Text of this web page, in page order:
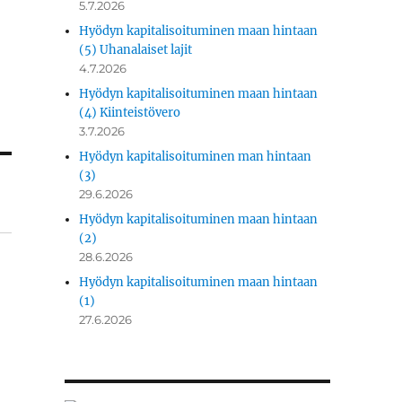
5.7.2026
Hyödyn kapitalisoituminen maan hintaan
(5) Uhanalaiset lajit
4.7.2026
Hyödyn kapitalisoituminen maan hintaan
(4) Kiinteistövero
3.7.2026
Hyödyn kapitalisoituminen man hintaan
(3)
29.6.2026
Hyödyn kapitalisoituminen maan hintaan
(2)
28.6.2026
Hyödyn kapitalisoituminen maan hintaan
(1)
27.6.2026